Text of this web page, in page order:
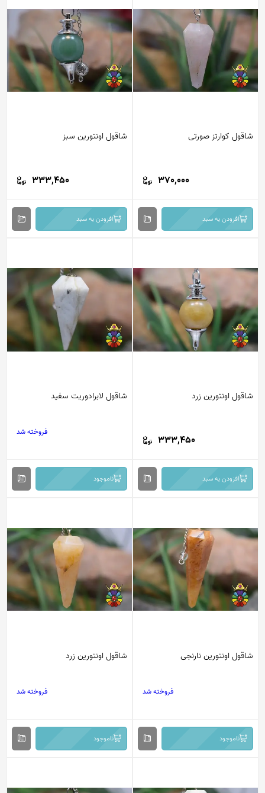
شاقول کوارتز صورتی
370,000
افزودن به سبد
شاقول اونتورین سبز
333,450
افزودن به سبد
شاقول اونتورین زرد
333,450
افزودن به سبد
شاقول لابرادوریت سفید
فروخته شد
ناموجود
شاقول اونتورین نارنجی
فروخته شد
ناموجود
شاقول اونتورین زرد
فروخته شد
ناموجود